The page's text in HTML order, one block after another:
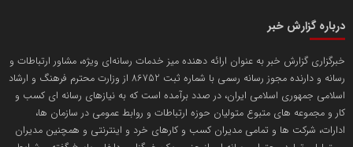
تریبون
انتشار گسترده محتوا در رسانه گزارش خبر
درباره گزارش خبر
خبرگزاری گزارش خبر به عنوان ارائه دهنده میز خدمات رسانه‌ای ویژه، مشاور ارتباطات و
رسانه و دارنده مجوز رسانه رسمی با شماره ثبت 86752 از وزارت محترم فرهنگ و ارشاد
اسلامی جمهوری اسلامی ایران، در صدد برآمده است که به نیازهای رسانه ای کسب و
کار و مجموعه های متبوع متولیان حوزه ارتباطات و روابط عمومی در سازمان ها،
ادارات، شرکت ها و تمامی مدیران کسب و کارهای خرد و اینترنتی و همچنین مدیران